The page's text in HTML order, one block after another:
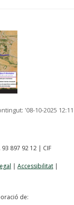
'08-10-2025 12:11
897 92 12 | CIF
| Accessibilitat |
de: